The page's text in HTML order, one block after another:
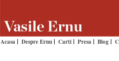
Acasa Despre Ernu Carti Presa Blog